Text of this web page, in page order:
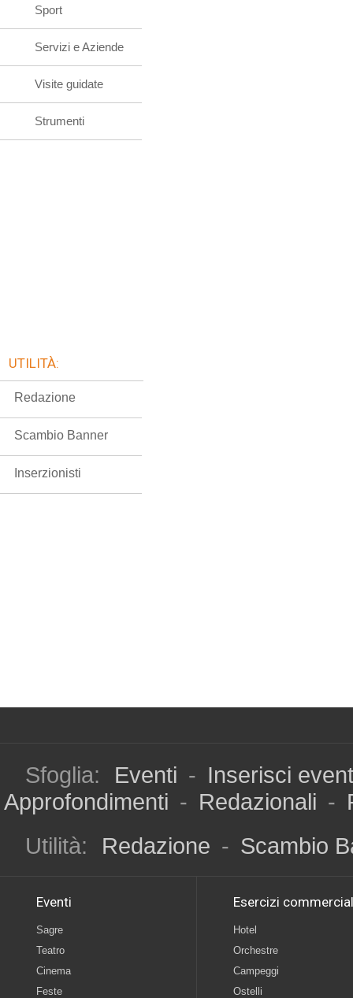
Sport
Servizi e Aziende
Visite guidate
Strumenti
UTILITÀ:
Redazione
Scambio Banner
Inserzionisti
Sfoglia: Eventi - Inserisci
Approfondimenti - Redazionali -
Utilità:
Redazione - Scambio
Eventi
Sagre
Teatro
Cinema
Feste
Esercizi
Hotel
Orchestre
Campeggi
Ostelli